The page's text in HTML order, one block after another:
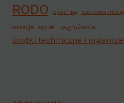
RODO spoofing sztuczna
wakacje wyciek zagrożenia
środki techniczne i